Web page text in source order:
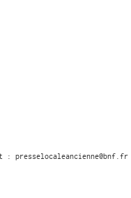
: presselocaleancienne@bnf.fr